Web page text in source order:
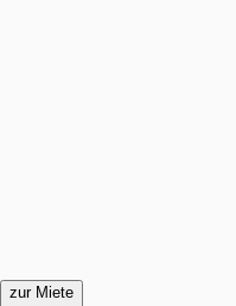
zur Miete